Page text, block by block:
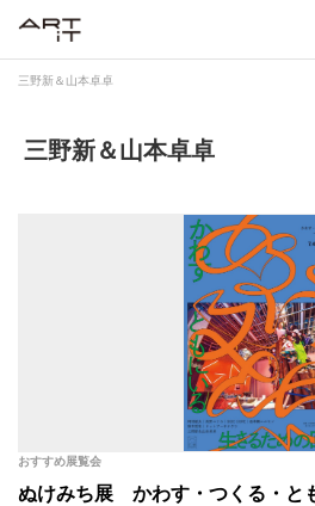
三野新＆山本卓卓
三野新＆山本卓卓
おすすめ展覧会
ぬけみち展 かわす・つくる・と